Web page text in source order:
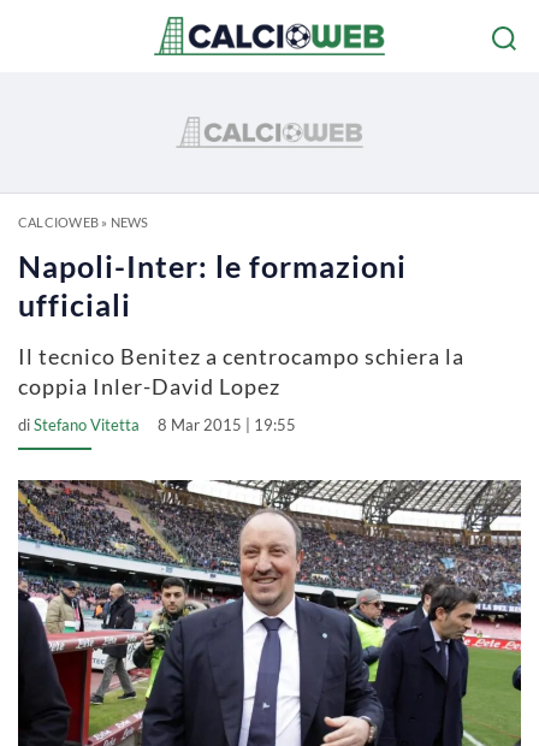
CALCIOWEB» NEWS
Napoli-Inter: le formazioni
ufficiali
Il tecnico Benitez a centrocampo schiera la
coppia Inler-David Lopez
diStefano Vitetta 8 Mar 2015 | 19:55